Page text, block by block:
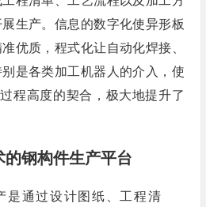
生产。信息的数字化使异形板
优质，程式化让自动化焊接、
是各类加工机器人的介入，使
程高度的契合，极大地提升了
的钢构件生产平台
是通过设计图纸、工程清